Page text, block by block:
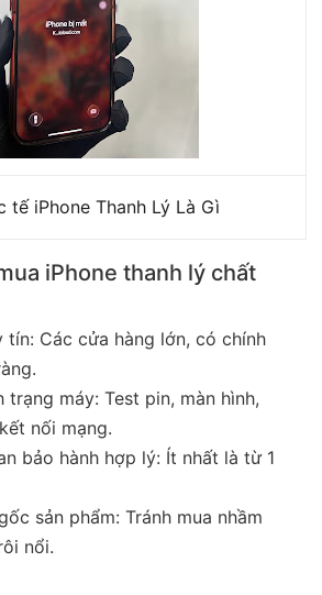
tế iPhone Thanh Lý Là Gì
iPhone thanh lý chất
Các cửa hàng lớn, có chính
máy: Test pin, màn hình,
nối mạng.
bảo hành hợp lý: Ít nhất là từ 1
sản phẩm: Tránh mua nhầm
nổi.